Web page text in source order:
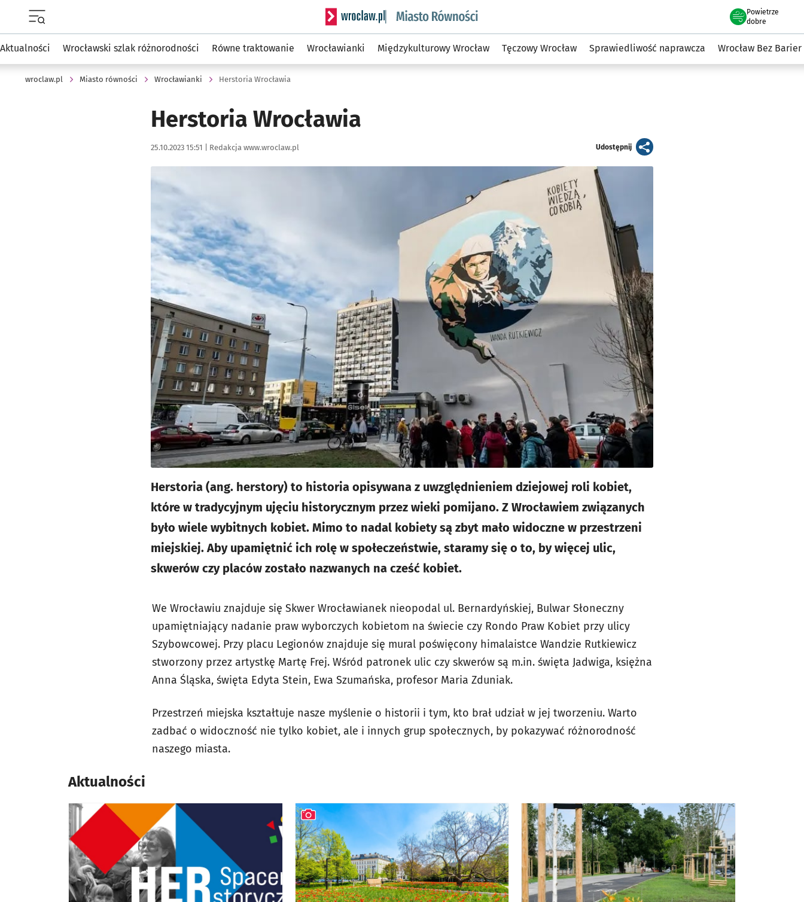
Serwis informacyjny wroclaw.pl podserwis: Miasto równości
Powietrze
we Wrocławiu
dobre
Aktualności Wrocławski szlak różnorodności Równe traktowanie Wrocławianki Międzykulturowy Wrocław Tęczowy Wrocław Sprawiedliwość naprawcza Wrocław Bez Barier
wroclaw.pl Miasto równości Wrocławianki Herstoria Wrocławia
Herstoria Wrocławia
Data publikacji:
25.10.2023 15:51 | Autor:
Redakcja www.wroclaw.pl Udostępnijartykuł
Herstoria (ang. herstory) to historia opisywana z uwzględnieniem dziejowej roli kobiet,
które w tradycyjnym ujęciu historycznym przez wieki pomijano. Z Wrocławiem związanych
było wiele wybitnych kobiet. Mimo to nadal kobiety są zbyt mało widoczne w przestrzeni
miejskiej. Aby upamiętnić ich rolę w społeczeństwie, staramy się o to, by więcej ulic,
skwerów czy placów zostało nazwanych na cześć kobiet.
We Wrocławiu znajduje się Skwer Wrocławianek nieopodal ul. Bernardyńskiej, Bulwar Słoneczny
upamiętniający nadanie praw wyborczych kobietom na świecie czy Rondo Praw Kobiet przy ulicy
Szybowcowej. Przy placu Legionów znajduje się mural poświęcony himalaistce Wandzie Rutkiewicz
stworzony przez artystkę Martę Frej. Wśród patronek ulic czy skwerów są m.in. święta Jadwiga, księżna
Anna Śląska, święta Edyta Stein, Ewa Szumańska, profesor Maria Zduniak.
Przestrzeń miejska kształtuje nasze myślenie o historii i tym, kto brał udział w jej tworzeniu. Warto
zadbać o widoczność nie tylko kobiet, ale i innych grup społecznych, by pokazywać różnorodność
naszego miasta.
Aktualności